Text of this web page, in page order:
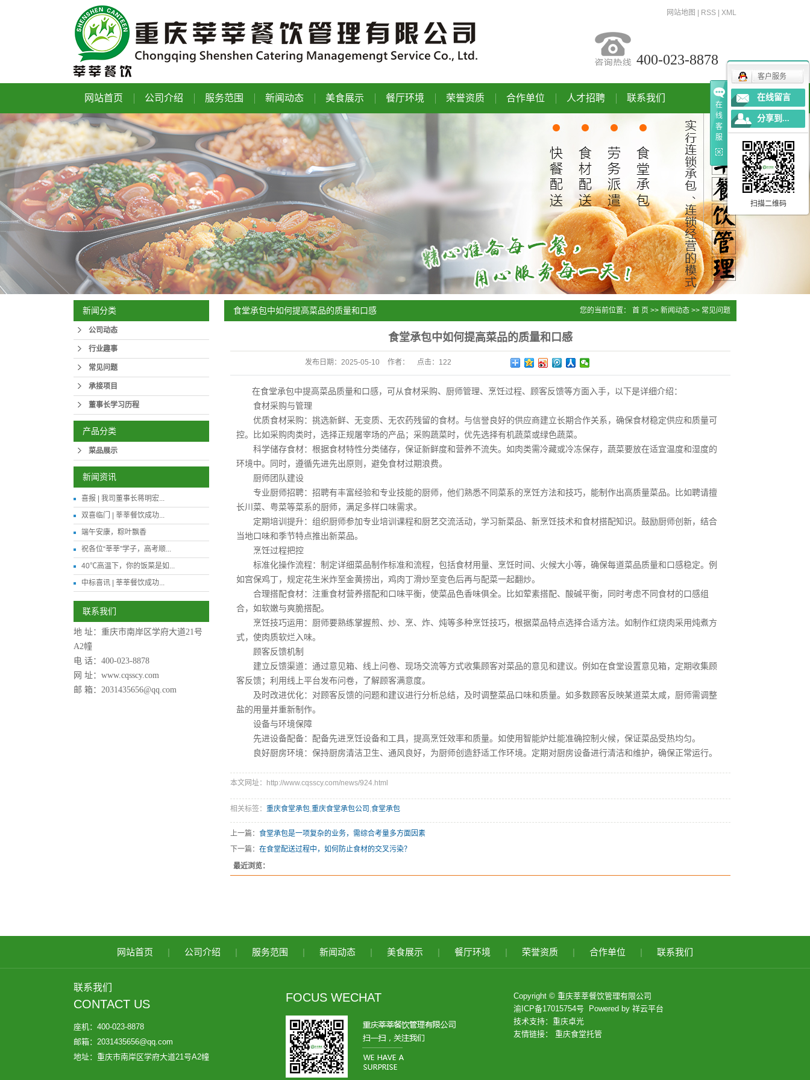
网站地图 RSS XML
400-023-8878
网站首页 公司介绍
公司简介
员工风采
联系我们
发展历程
服务范围
食堂承包
食堂托管
食材配送
劳务派遣
新闻动态
公司动态
行业趣事
常见问题
董事长学习历程
美食展示
菜品展示
餐厅环境 荣誉资质 合作单位 人才招聘 联系我们
新闻分类
公司动态
行业趣事
常见问题
承接项目
董事长学习历程
产品分类
菜品展示
新闻资讯
喜报 | 我司董事长蒋明宏...
双喜临门 | 莘莘餐饮成功...
端午安康，粽叶飘香
祝各位“莘莘”学子，高考顺...
40℃高温下，你的饭菜是如...
中标喜讯 | 莘莘餐饮成功...
联系我们
地 址：重庆市南岸区学府大道21号
A2幢
电 话：400-023-8878
网 址： www.cqsscy.com
邮 箱：2031435656@qq.com
食堂承包中如何提高菜品的质量和口感 您的当前位置： 首 页 >> 新闻动态 >> 常见问题
食堂承包中如何提高菜品的质量和口感
发布日期： 2025-05-10 作者： 点击： 122
在食堂承包中提高菜品质量和口感，可从食材采购、厨师管理、烹饪过程、顾客反馈等方面入手，以下是详细介绍：
食材采购与管理
优质食材采购：挑选新鲜、无变质、无农药残留的食材。与信誉良好的供应商建立长期合作关系，确保食材稳定供应和质量可
控。比如采购肉类时，选择正规屠宰场的产品；采购蔬菜时，优先选择有机蔬菜或绿色蔬菜。
科学储存食材：根据食材特性分类储存，保证新鲜度和营养不流失。如肉类需冷藏或冷冻保存，蔬菜要放在适宜温度和湿度的
环境中。同时，遵循先进先出原则，避免食材过期浪费。
厨师团队建设
专业厨师招聘：招聘有丰富经验和专业技能的厨师，他们熟悉不同菜系的烹饪方法和技巧，能制作出高质量菜品。比如聘请擅
长川菜、粤菜等菜系的厨师，满足多样口味需求。
定期培训提升：组织厨师参加专业培训课程和厨艺交流活动，学习新菜品、新烹饪技术和食材搭配知识。鼓励厨师创新，结合
当地口味和季节特点推出新菜品。
烹饪过程把控
标准化操作流程：制定详细菜品制作标准和流程，包括食材用量、烹饪时间、火候大小等，确保每道菜品质量和口感稳定。例
如宫保鸡丁，规定花生米炸至金黄捞出，鸡肉丁滑炒至变色后再与配菜一起翻炒。
合理搭配食材：注重食材营养搭配和口味平衡，使菜品色香味俱全。比如荤素搭配、酸碱平衡，同时考虑不同食材的口感组
合，如软嫩与爽脆搭配。
烹饪技巧运用：厨师要熟练掌握煎、炒、烹、炸、炖等多种烹饪技巧，根据菜品特点选择合适方法。如制作红烧肉采用炖煮方
式，使肉质软烂入味。
顾客反馈机制
建立反馈渠道：通过意见箱、线上问卷、现场交流等方式收集顾客对菜品的意见和建议。例如在食堂设置意见箱，定期收集顾
客反馈；利用线上平台发布问卷，了解顾客满意度。
及时改进优化：对顾客反馈的问题和建议进行分析总结，及时调整菜品口味和质量。如多数顾客反映某道菜太咸，厨师需调整
盐的用量并重新制作。
设备与环境保障
先进设备配备：配备先进烹饪设备和工具，提高烹饪效率和质量。如使用智能炉灶能准确控制火候，保证菜品受热均匀。
良好厨房环境：保持厨房清洁卫生、通风良好，为厨师创造舒适工作环境。定期对厨房设备进行清洁和维护，确保正常运行。
本文网址：http://www.cqsscy.com/news/924.html
相关标签： 重庆食堂承包,重庆食堂承包公司 ,食堂承包
上一篇： 食堂承包是一项复杂的业务，需综合考量多方面因素
下一篇： 在食堂配送过程中，如何防止食材的交叉污染？
最近浏览：
网站首页 | 公司介绍 | 服务范围 | 新闻动态 | 美食展示 | 餐厅环境 | 荣誉资质 | 合作单位 | 联系我们
联系我们
CONTACT US
座机：400-023-8878
邮箱：2031435656@qq.com
地址：重庆市南岸区学府大道21号A2幢
FOCUS WECHAT
Copyright © 重庆莘莘餐饮管理有限公司
渝ICP备17015754号 Powered by 祥云平台
技术支持： 重庆卓光
友情链接： 重庆食堂托管
在
线
客
服
客户服务
在线留言
分享到...
扫描二维码